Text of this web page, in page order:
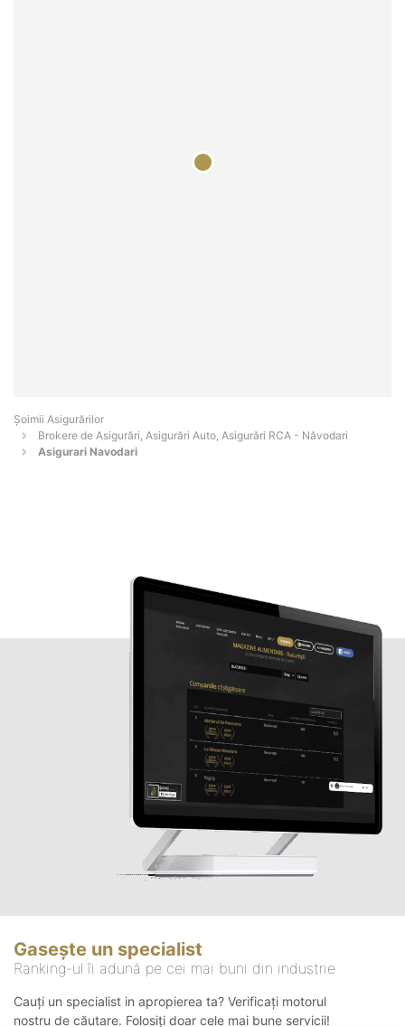
Șoimii Asigurărilor
Brokere de Asigurări, Asigurări Auto, Asigurări RCA - Năvodari
Asigurari Navodari
Gasește un specialist
Ranking-ul îi adună pe cei mai buni din industrie
Cauți un specialist in apropierea ta? Verificați motorul
nostru de căutare. Folosiți doar cele mai bune servicii!